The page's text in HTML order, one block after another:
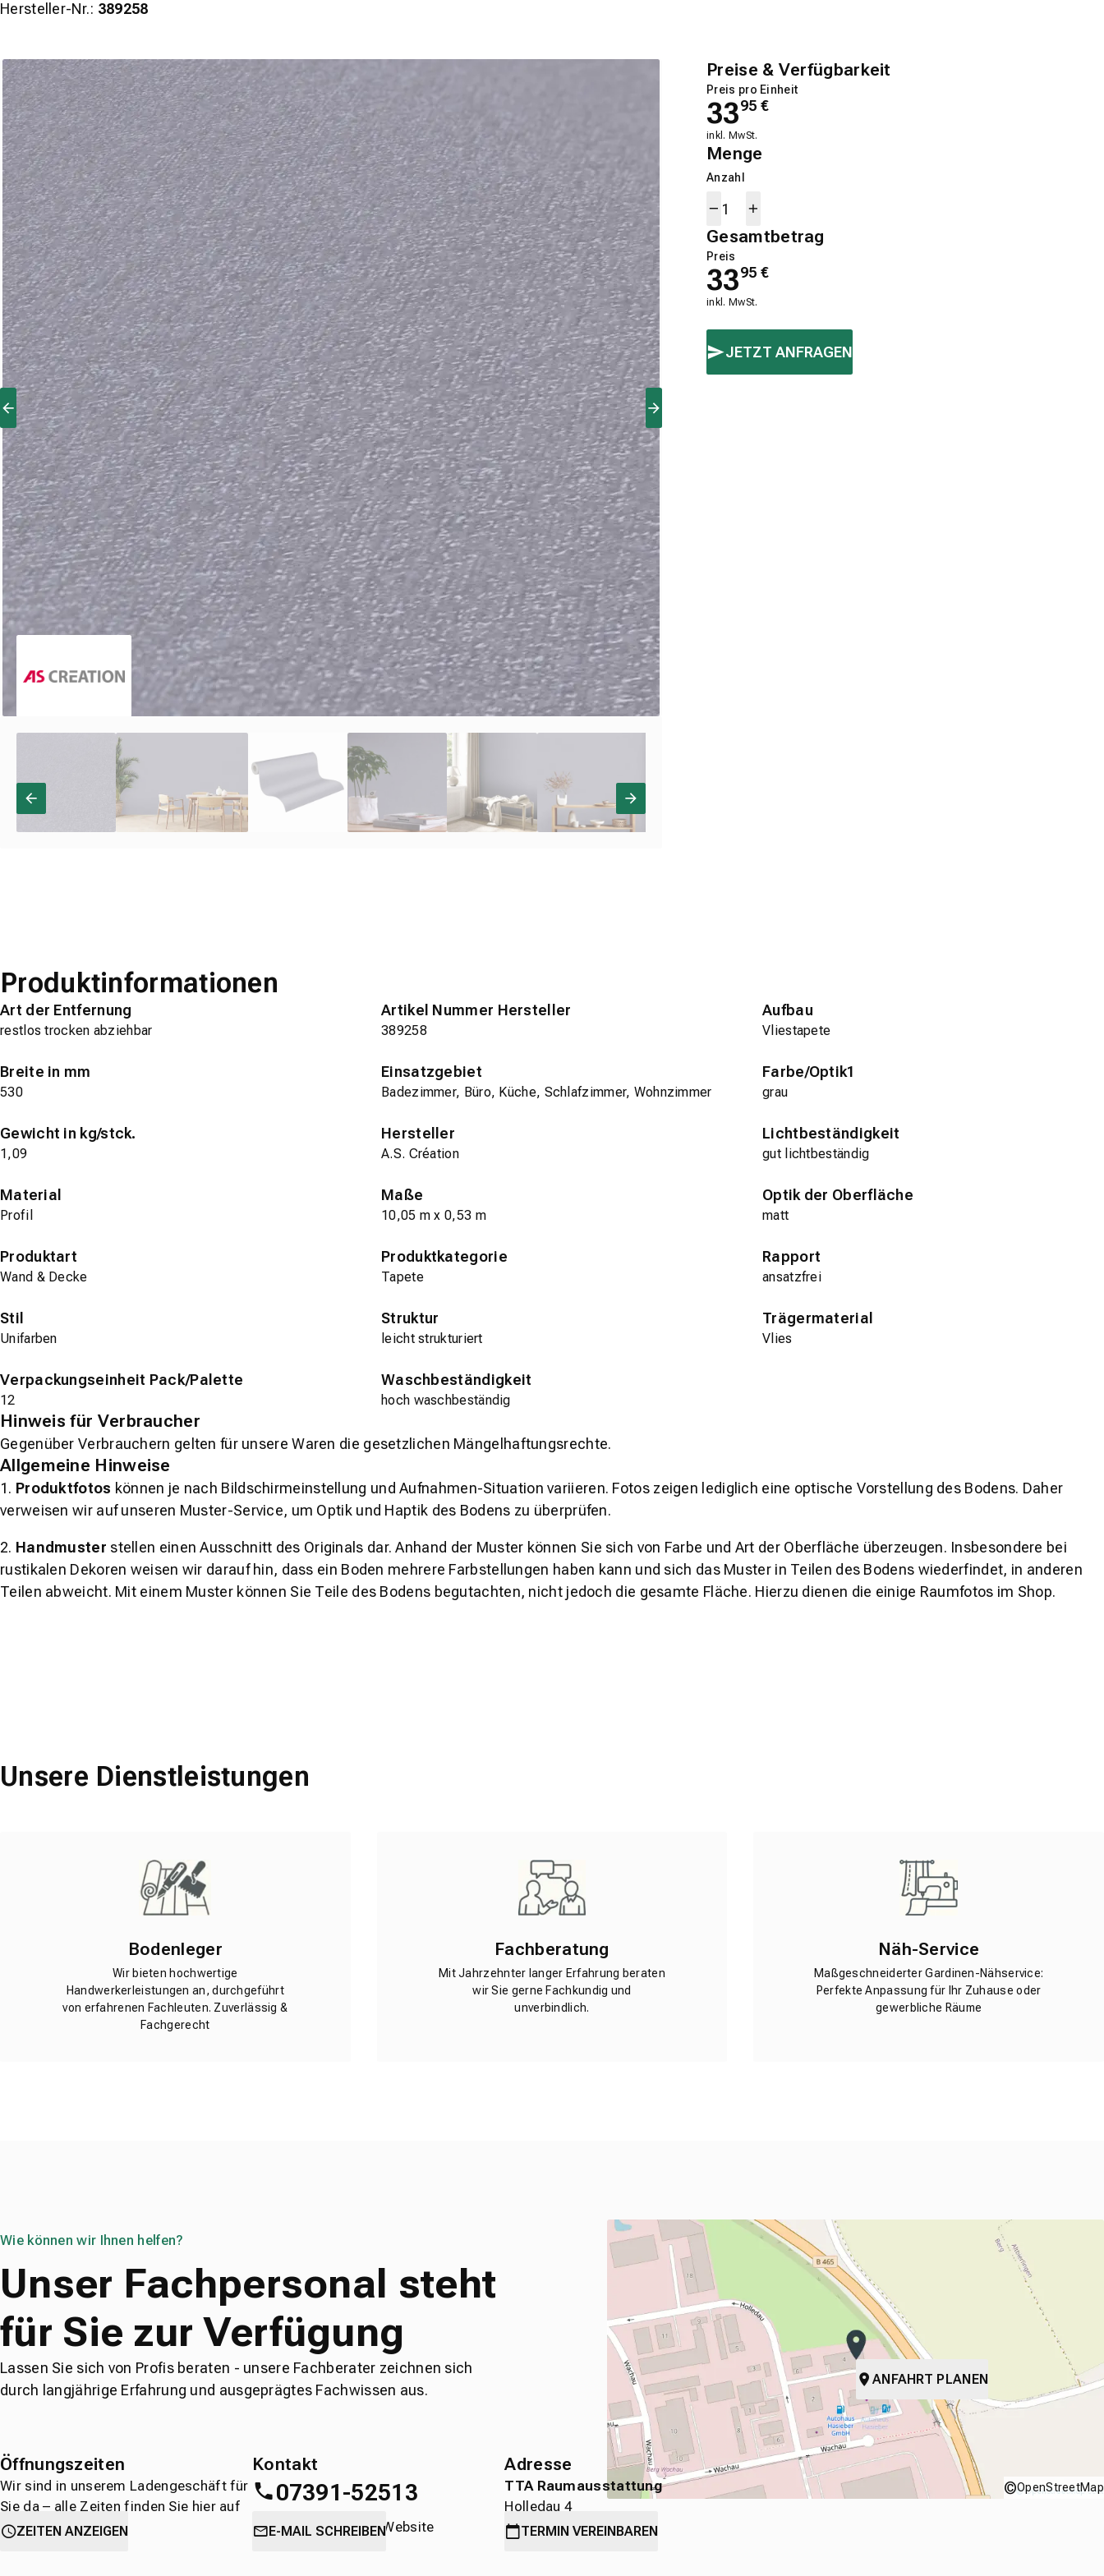
Hersteller-Nr.: 389258
Preise & Verfügbarkeit
Preis pro Einheit
3395 €
inkl. MwSt.
Menge
Anzahl
Gesamtbetrag
Preis
3395 €
inkl. MwSt.
JETZT ANFRAGEN
Produktinformationen
Art der Entfernung
restlos trocken abziehbar
Artikel Nummer Hersteller
389258
Aufbau
Vliestapete
Breite in mm
530
Einsatzgebiet
Badezimmer, Büro, Küche, Schlafzimmer, Wohnzimmer
Farbe/Optik1
grau
Gewicht in kg/stck.
1,09
Hersteller
A.S. Création
Lichtbeständigkeit
gut lichtbeständig
Material
Profil
Maße
10,05 m x 0,53 m
Optik der Oberfläche
matt
Produktart
Wand & Decke
Produktkategorie
Tapete
Rapport
ansatzfrei
Stil
Unifarben
Struktur
leicht strukturiert
Trägermaterial
Vlies
Verpackungseinheit Pack/Palette
12
Waschbeständigkeit
hoch waschbeständig
Hinweis für Verbraucher
Gegenüber Verbrauchern gelten für unsere Waren die gesetzlichen Mängelhaftungsrechte.
Allgemeine Hinweise
1. Produktfotos können je nach Bildschirmeinstellung und Aufnahmen-Situation variieren. Fotos zeigen lediglich eine optische Vorstellung des Bodens. Daher
verweisen wir auf unseren Muster-Service, um Optik und Haptik des Bodens zu überprüfen.
2. Handmuster stellen einen Ausschnitt des Originals dar. Anhand der Muster können Sie sich von Farbe und Art der Oberfläche überzeugen. Insbesondere bei
rustikalen Dekoren weisen wir darauf hin, dass ein Boden mehrere Farbstellungen haben kann und sich das Muster in Teilen des Bodens wiederfindet, in anderen
Teilen abweicht. Mit einem Muster können Sie Teile des Bodens begutachten, nicht jedoch die gesamte Fläche. Hierzu dienen die einige Raumfotos im Shop.
Unsere Dienstleistungen
Bodenleger
Wir bieten hochwertige
Handwerkerleistungen an, durchgeführt
von erfahrenen Fachleuten. Zuverlässig &
Fachgerecht
Fachberatung
Mit Jahrzehnter langer Erfahrung beraten
wir Sie gerne Fachkundig und
unverbindlich.
Näh-Service
Maßgeschneiderter Gardinen-Nähservice:
Perfekte Anpassung für Ihr Zuhause oder
gewerbliche Räume
Wie können wir Ihnen helfen?
Unser Fachpersonal steht
für Sie zur Verfügung
Lassen Sie sich von Profis beraten - unsere Fachberater zeichnen sich
durch langjährige Erfahrung und ausgeprägtes Fachwissen aus.
Öffnungszeiten
Wir sind in unserem Ladengeschäft für
Sie da – alle Zeiten finden Sie hier auf
einen Blick.
ZEITEN ANZEIGEN
Kontakt
07391-52513
oderdirekt über die Website
E-MAIL SCHREIBEN
Adresse
TTA Raumausstattung
Holledau 4
89584 Ehingen
TERMIN VEREINBAREN
ANFAHRT PLANEN
©OpenStreetMap